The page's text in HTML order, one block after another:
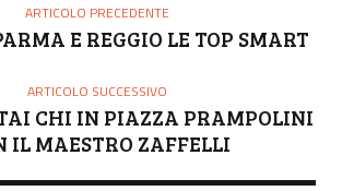
ARTICOLO PRECEDENTE
E REGGIO LE TOP SMART
ARTICOLO SUCCESSIVO
CHI IN PIAZZA PRAMPOLINI
IL MAESTRO ZAFFELLI